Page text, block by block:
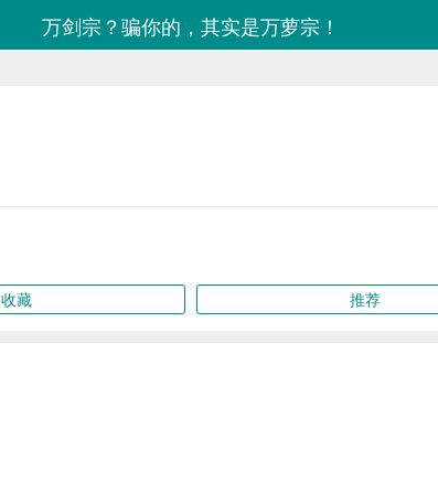
万剑宗？骗你的，其实是万萝宗！
收藏 推荐